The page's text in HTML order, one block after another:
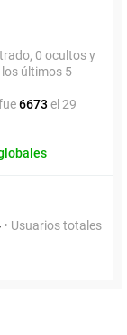
0 ocultos y
últimos 5
6673 el 29
• Usuarios totales